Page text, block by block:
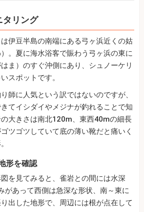
タリング
伊豆半島の南端にある弓ヶ浜近くの姑
。夏に海水浴客で賑わう弓ヶ浜の東に
ま）のすぐ沖側にあり、シュノーケリ
スポットです。
師に人気という訳ではないのですが、
てイシダイやメジナが釣れることで知
大きさは南北120m、東西40mの細長
ツゴツしていて底の薄い靴だと痛いく
形を確認
を見てみると、雀岩との間には水深
があって西側は急深な形状、南～東に
出した地形で、周辺には根が点在して